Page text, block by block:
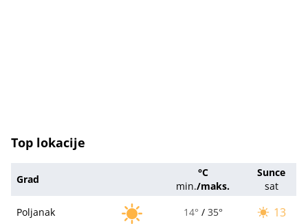
Top lokacije
Grad
°C
min./maks.
Sunce
sat
Poljanak
14° / 35° 13